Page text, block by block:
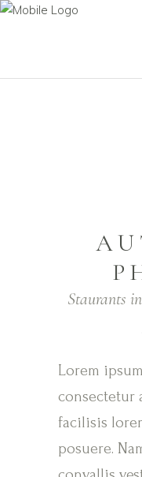
Staurants
Lorem
consectetur
facilisis
posuere.